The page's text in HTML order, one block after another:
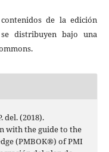
de la edición
distribuyen bajo una
del. (2018).
with the guide to the
(PMBOK®) of PMI